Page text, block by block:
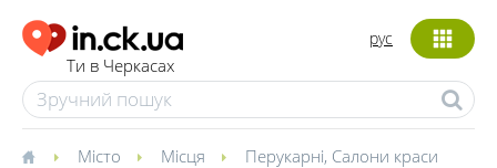
Ти в Черкасах
рус
Місто Місця Перукарні, Салони краси